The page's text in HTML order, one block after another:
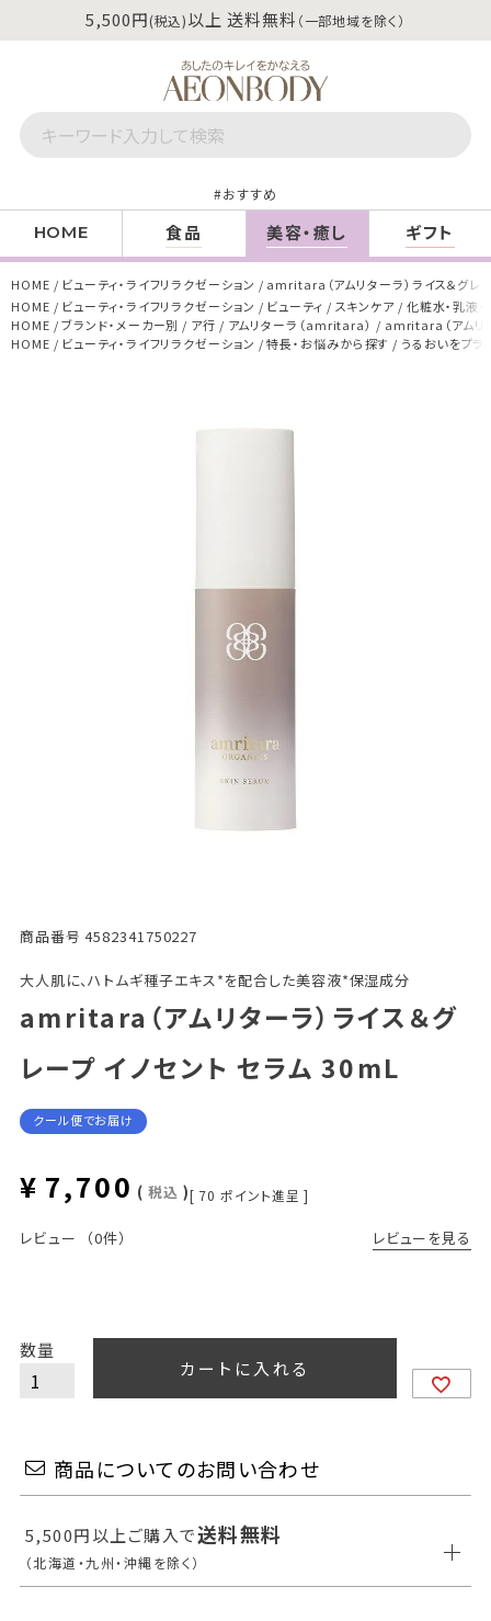
5,500円(税込)以上 送料無料 （一部地域を除く）
おすすめ
HOME 食品 美容・癒し ギフト
HOME ビューティ・ライフリラクゼーション
amritara（アムリターラ）ライス＆グレ
HOME
ビューティ・ライフリラクゼーション ビューティ スキンケア
化粧水・乳液
HOME
ブランド・メーカー別 ア行 アムリターラ（amritara）
amritara（アムリ
HOME
ビューティ・ライフリラクゼーション 特長・お悩みから探す うるおいをプラ
商品番号 4582341750227
大人肌に、ハトムギ種子エキス*を配合した美容液*保湿成分
amritara（アムリターラ）ライス＆グ
レープ イノセント セラム 30mL
クール便でお届け
¥ 7,700 税込 [ 70 ポイント進呈 ]
レビュー （0件） レビューを見る
カートに入れる
商品についてのお問い合わせ
5,500円以上ご購入で送料無料
（北海道・九州・沖縄を除く）